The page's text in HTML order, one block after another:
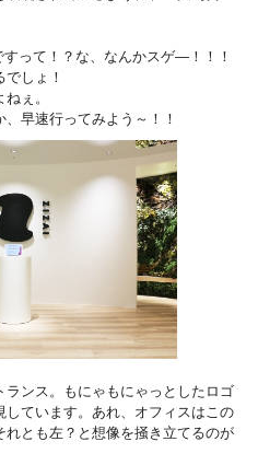
って！？な、なんかスゲ―！！！
しょ！
ぇ。
早速行ってみよう～！！
ンス。もにゃもにゃっとしたロゴ
ています。あれ、オフィスはこの
とも左？と想像を掻き立てるのが